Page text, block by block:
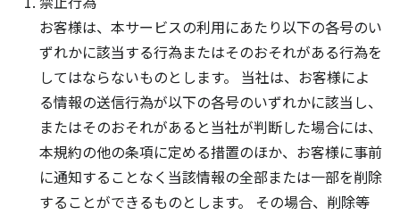
お客様は、本サービスの利用にあたり以下の各号のい
ずれかに該当する行為またはそのおそれがある行為を
してはならないものとします。 当社は、お客様によ
る情報の送信行為が以下の各号のいずれかに該当し、
またはそのおそれがあると当社が判断した場合には、
本規約の他の条項に定める措置のほか、お客様に事前
に通知することなく当該情報の全部または一部を削除
することができるものとします。 その場合、削除等